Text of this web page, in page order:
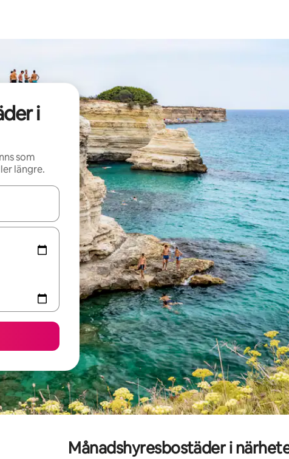
i
som
längre.
med upp- och nedåtpilarna eller utforska genom att trycka eller
Månadshyresbostäder i